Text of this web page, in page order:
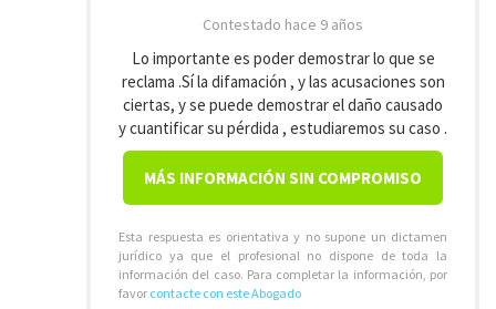
Contestado hace 9 años
Lo importante es poder demostrar lo que se
reclama .Sí la difamación , y las acusaciones son
ciertas, y se puede demostrar el daño causado
y cuantificar su pérdida , estudiaremos su caso .
MÁS INFORMACIÓN SIN COMPROMISO
Esta respuesta es orientativa y no supone un dictamen
jurídico ya que el profesional no dispone de toda la
información del caso. Para completar la información, por
favor contacte con este Abogado